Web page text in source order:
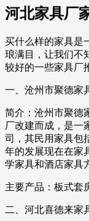
河北家具厂
买什么样的家具是
琅满目，让我们不
较好的一些家具厂
一、沧州市聚德家
简介：沧州市聚德
厂改建而成，是一
司，其民用家具包
年的发展现在在家
学家具和酒店家具
主要产品：板式套
二、河北喜德来家